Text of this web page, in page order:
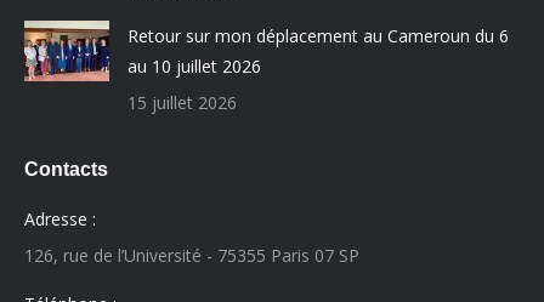
Retour sur mon déplacement au Cameroun du 6
au 10 juillet 2026
15 juillet 2026
Contacts
Adresse :
126, rue de l’Université - 75355 Paris 07 SP